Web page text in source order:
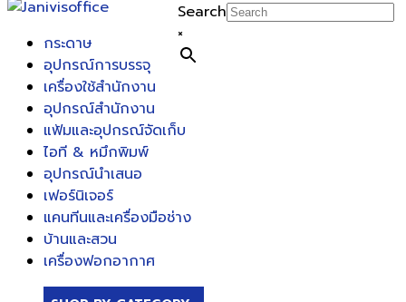
Search
×
กระดาษ
อุปกรณ์การบรรจุ
เครื่องใช้สำนักงาน
อุปกรณ์สำนักงาน
แฟ้มและอุปกรณ์จัดเก็บ
ไอที & หมึกพิมพ์
อุปกรณ์นำเสนอ
เฟอร์นิเจอร์
แคนทีนและเครื่องมือช่าง
บ้านและสวน
เครื่องฟอกอากาศ